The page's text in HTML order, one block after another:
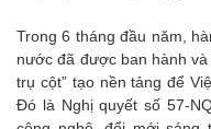
Trong 6 tháng đầu năm,
nước đã được ban hành
trụ cột” tạo nền tảng để
Đó là Nghị quyết số 57-